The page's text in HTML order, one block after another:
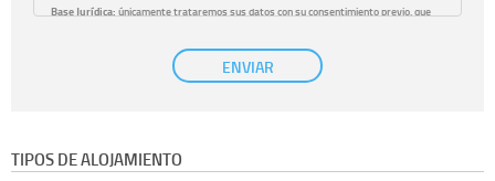
Base Jurídica: únicamente trataremos sus datos con su consentimiento previo, que
con carácter general, sólo el personal de nuestra entidad que esté
debidamente autorizado podrá tener conocimiento de la información que le pedimos.
No se comunicarán datos a terceros.
Información complementaria:
sobre cómo tratamos sus datos en la
ENVIAR
TIPOS DE ALOJAMIENTO